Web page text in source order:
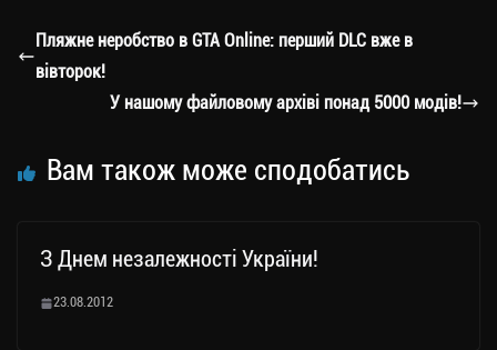
a
m
er ok Li ли
ся
Пляжне неробство в GTA Online: перший DLC вже в
вівторок!
У нашому файловому архіві понад 5000 модів!
Вам також може сподобатись
З Днем незалежності України!
23.08.2012